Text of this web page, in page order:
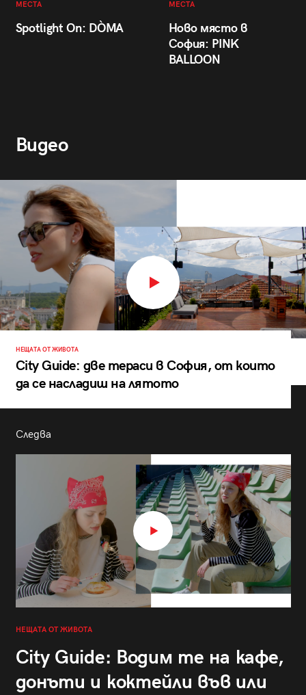
МЕСТА
Spotlight On: DÒMA
МЕСТА
Ново място в
София: PINK
BALLOON
Видео
НЕЩАТА ОТ ЖИВОТА
City Guide: две тераси в София, от които
да се насладиш на лятото
Следва
НЕЩАТА ОТ ЖИВОТА
City Guide: Водим те на кафе,
донъти и коктейли във или